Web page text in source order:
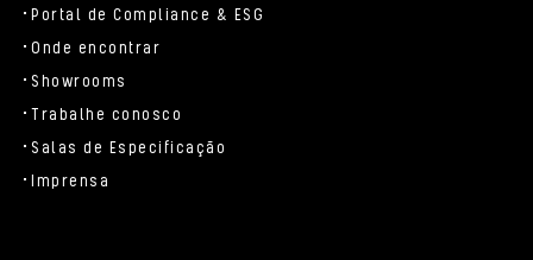
Portal de Compliance & ESG
Onde encontrar
Showrooms
Trabalhe conosco
Salas de Especificação
Imprensa